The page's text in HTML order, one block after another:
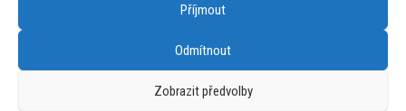
Příjmout
Odmítnout
Zobrazit předvolby
Používáme WordPress (v češtině).|Šablona: Bulk Shop